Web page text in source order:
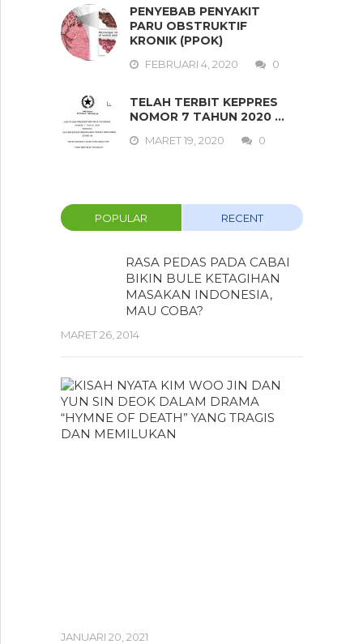
PENYEBAB PENYAKIT
PARU OBSTRUKTIF
KRONIK (PPOK)
FEBRUARI 4, 2020 0
TELAH TERBIT KEPPRES
NOMOR 7 TAHUN 2020 …
MARET 19, 2020 0
POPULAR RECENT
RASA PEDAS PADA CABAI
BIKIN BULE KETAGIHAN
MASAKAN INDONESIA,
MAU COBA?
MARET 26, 2014
JANUARI 20, 2021